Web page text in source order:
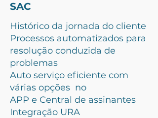
SAC
Histórico da jornada do cliente
Processos automatizados para
resolução conduzida de
problemas
Auto serviço eficiente com
várias opções no
APP e Central de assinantes
Integração URA